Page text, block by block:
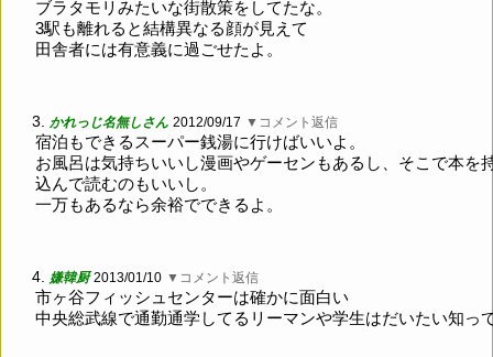
ブラタモリみたいな街散策をしてたな。
3駅も離れると結構異なる顔が見えて
田舎者には有意義に過ごせたよ。
3. かれっじ名無しさん 2012/09/17 ▼コメント返信
宿泊もできるスーパー銭湯に行けばいいよ。
お風呂は気持ちいいし漫画やゲーセンもあるし、そこで本を
込んで読むのもいいし。
一万もあるなら余裕でできるよ。
4. 嫌韓厨 2013/01/10 ▼コメント返信
市ヶ谷フィッシュセンターは確かに面白い
中央総武線で通勤通学してるリーマンや学生はだいたい知っ